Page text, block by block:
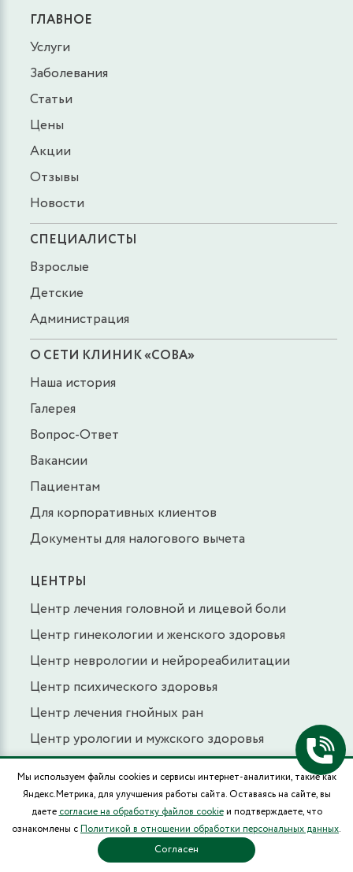
ГЛАВНОЕ
Услуги
Заболевания
Статьи
Цены
Акции
Отзывы
Новости
СПЕЦИАЛИСТЫ
Взрослые
Детские
Администрация
О СЕТИ КЛИНИК «СОВА»
Наша история
Галерея
Вопрос-Ответ
Вакансии
Пациентам
Для корпоративных клиентов
Документы для налогового вычета
ЦЕНТРЫ
Центр лечения головной и лицевой боли
Центр гинекологии и женского здоровья
Центр неврологии и нейрореабилитации
Центр психического здоровья
Центр лечения гнойных ран
Центр урологии и мужского здоровья
Центр лазерной флебологии
Центр пункционной биопсии и хирургии
Центр оперативной травматологии
Центр лечения псориаза
Мы используем файлы cookies и сервисы интернет-аналитики, такие как
Яндекс.Метрика, для улучшения работы сайта. Оставаясь на сайте, вы
даете согласие на обработку файлов cookieи подтверждаете, что
ознакомлены сПолитикой в отношении обработки персональных данных.
Согласен